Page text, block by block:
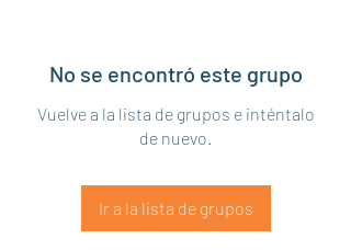
No se encontró este grupo
Vuelve a la lista de grupos e inténtalo
de nuevo.
Ir a la lista de grupos